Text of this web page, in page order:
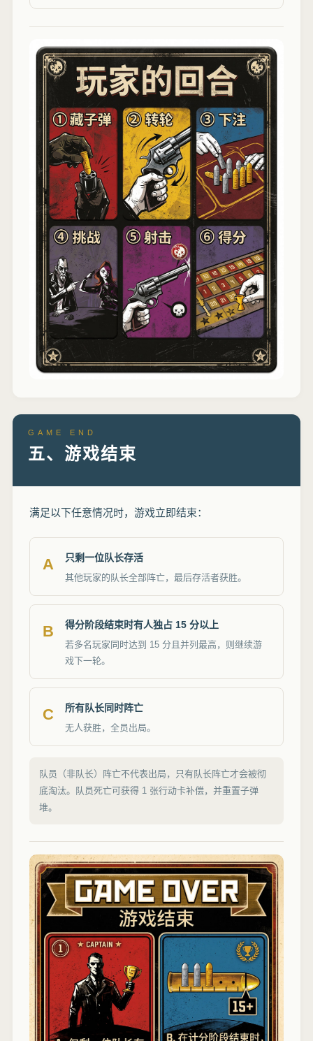
GAME END
五、游戏结束
满足以下任意情况时，游戏立即结束：
A 只剩一位队长存活
其他玩家的队长全部阵亡，最后存活者获胜。
B 得分阶段结束时有人独占 15 分以上
若多名玩家同时达到 15 分且并列最高，则继续游
戏下一轮。
C 所有队长同时阵亡
无人获胜，全员出局。
队员（非队长）阵亡不代表出局，只有队长阵亡才会被彻
底淘汰。队员死亡可获得 1 张行动卡补偿，并重置子弹
堆。